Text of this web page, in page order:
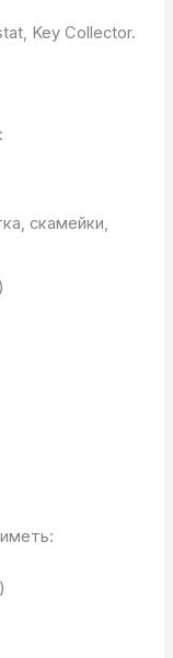
Key Collector.
скамейки,